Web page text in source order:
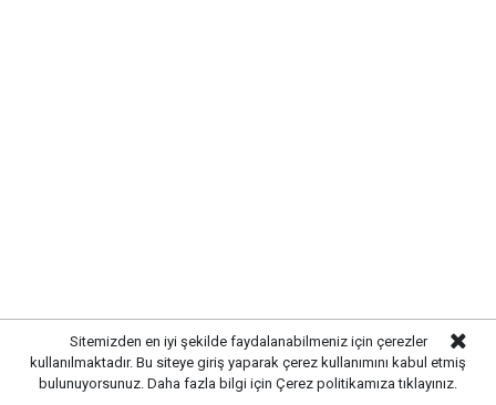
Sitemizden en iyi şekilde faydalanabilmeniz için çerezler
kullanılmaktadır. Bu siteye giriş yaparak çerez kullanımını kabul etmiş
bulunuyorsunuz. Daha fazla bilgi için Çerez politikamıza tıklayınız.